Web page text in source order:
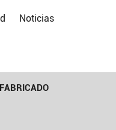
Noticias